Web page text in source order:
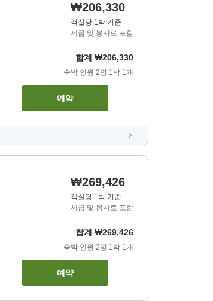
₩206,330
객실당 1박 기준
세금 및 봉사료 포함
합계 ₩206,330
숙박 인원 2명 1박 1개
예약
₩269,426
객실당 1박 기준
세금 및 봉사료 포함
합계 ₩269,426
숙박 인원 2명 1박 1개
예약